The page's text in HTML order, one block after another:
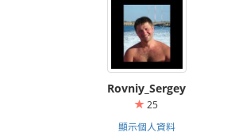
Rovniy_Sergey
25
顯示個人資料